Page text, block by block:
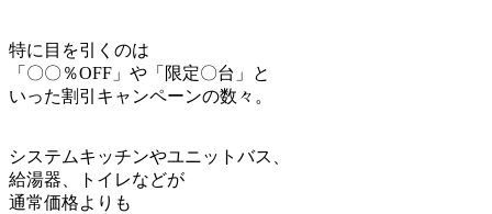
特に目を引くのは
「〇〇％OFF」や「限定〇台」と
いった割引キャンペーンの数々。
システムキッチンやユニットバス、
給湯器、トイレなどが
通常価格よりも